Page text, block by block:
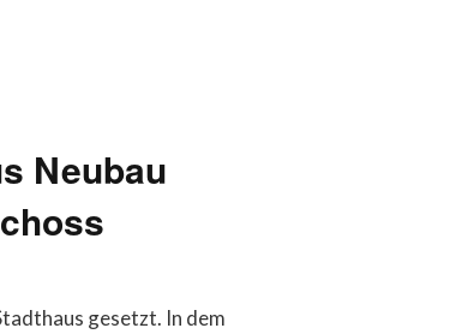
Neubau
gesetzt. In dem